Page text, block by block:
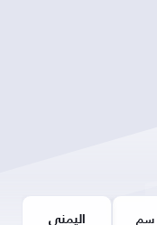
سم اليمنى